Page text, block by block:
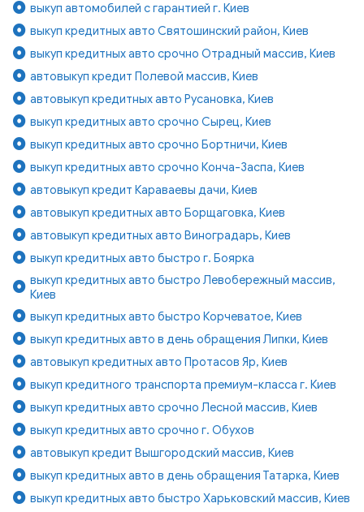
выкуп автомобилей с гарантией г. Киев
выкуп кредитных авто Святошинский район, Киев
выкуп кредитных авто срочно Отрадный массив, Киев
автовыкуп кредит Полевой массив, Киев
автовыкуп кредитных авто Русановка, Киев
выкуп кредитных авто срочно Сырец, Киев
выкуп кредитных авто срочно Бортничи, Киев
выкуп кредитных авто срочно Конча-Заспа, Киев
автовыкуп кредит Караваевы дачи, Киев
автовыкуп кредитных авто Борщаговка, Киев
автовыкуп кредитных авто Виноградарь, Киев
выкуп кредитных авто быстро г. Боярка
выкуп кредитных авто быстро Левобережный массив,
Киев
выкуп кредитных авто быстро Корчеватое, Киев
выкуп кредитных авто в день обращения Липки, Киев
автовыкуп кредитных авто Протасов Яр, Киев
выкуп кредитного транспорта премиум-класса г. Киев
выкуп кредитных авто срочно Лесной массив, Киев
выкуп кредитных авто срочно г. Обухов
автовыкуп кредит Вышгородский массив, Киев
выкуп кредитных авто в день обращения Татарка, Киев
выкуп кредитных авто быстро Харьковский массив, Киев